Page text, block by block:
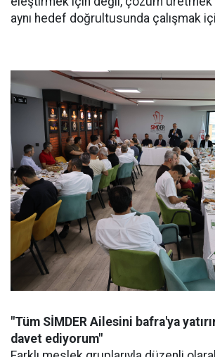
aynı hedef doğrultusunda çalışmak
"Tüm SİMDER Ailesini bafra'ya
davet ediyorum"